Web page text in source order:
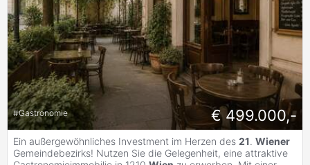
#Gastronomie € 499.000,-
Ein außergewöhnliches Investment im Herzen des 21. Wiener
Gemeindebezirks! Nutzen Sie die Gelegenheit, eine attraktive